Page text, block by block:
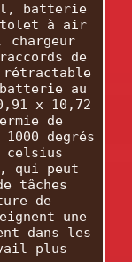
batterie
à air
chargeur
de
au
x 10,72
de
degrés
celsius
qui peut
tâches
de
une
dans les
plus